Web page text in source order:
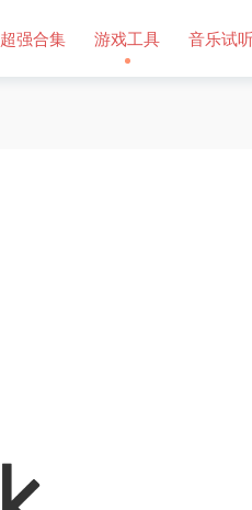
超强合集 游戏工具 音乐试